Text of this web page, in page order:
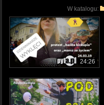
W katalogu:
24:26